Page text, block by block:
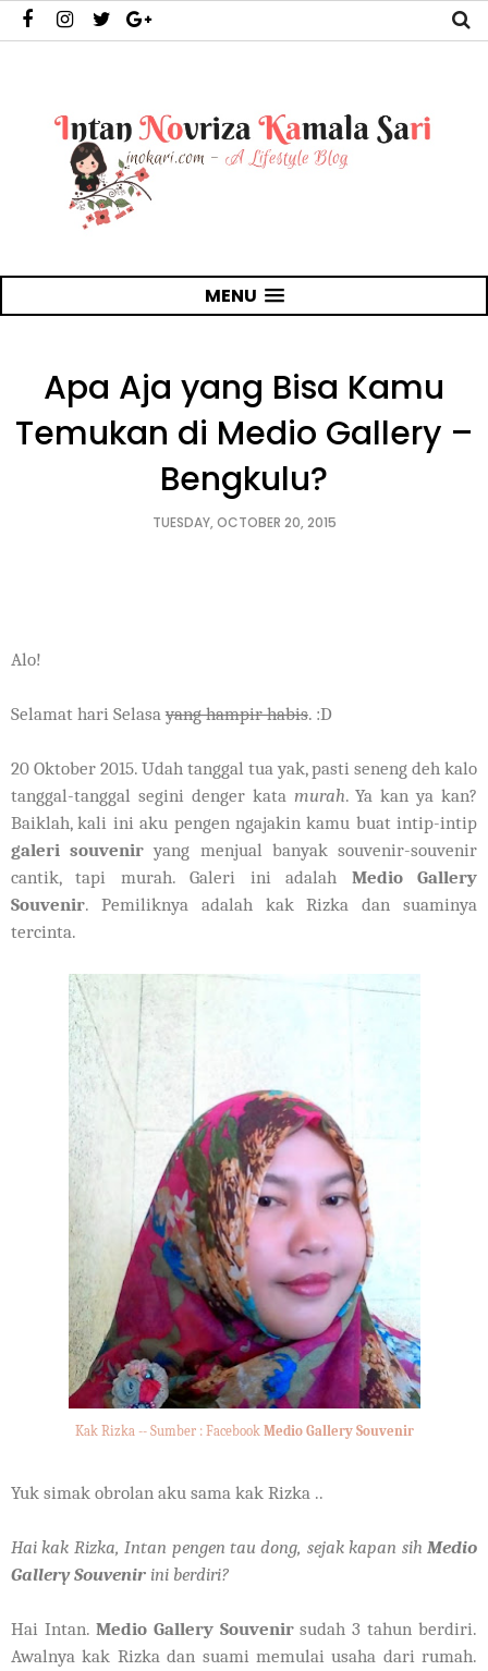
MENU
Apa Aja yang Bisa Kamu
Temukan di Medio Gallery –
Bengkulu?
TUESDAY, OCTOBER 20, 2015
Alo!
Selamat hari Selasayang hampir habis. :D
20 Oktober 2015. Udah tanggal tua yak, pasti seneng deh kalo
tanggal-tanggal segini denger kata murah. Ya kan ya kan?
Baiklah, kali ini aku pengen ngajakin kamu buat intip-intip
galeri souvenir yang menjual banyak souvenir-souvenir
cantik, tapi murah. Galeri ini adalah Medio Gallery
Souvenir. Pemiliknya adalah kak Rizka dan suaminya
tercinta.
Kak Rizka -- Sumber : Facebook Medio Gallery Souvenir
Yuk simak obrolan aku sama kak Rizka ..
Hai kak Rizka, Intan pengen tau dong, sejak kapan sih Medio
Gallery Souvenir ini berdiri?
Hai Intan. Medio Gallery Souvenirsudah 3 tahun berdiri.
Awalnya kak Rizka dan suami memulai usaha dari rumah.